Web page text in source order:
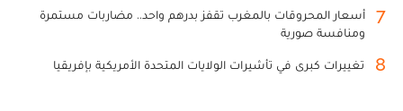
7
أسعار المحروقات بالمغرب تقفز بدرهم واحد.. مضاربات مستمرة
ومنافسة صورية
8 تغييرات كبرى في تأشيرات الولايات المتحدة الأمريكية بإفريقيا